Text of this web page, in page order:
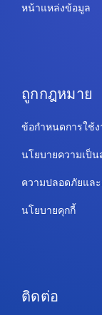
หน้าแหล่งข้อมูล
ถูกกฎหมาย
ข้อกำหนดการใช้
นโยบายความเป็
ความปลอดภัยแล
นโยบายคุกกี้
ติดต่อ